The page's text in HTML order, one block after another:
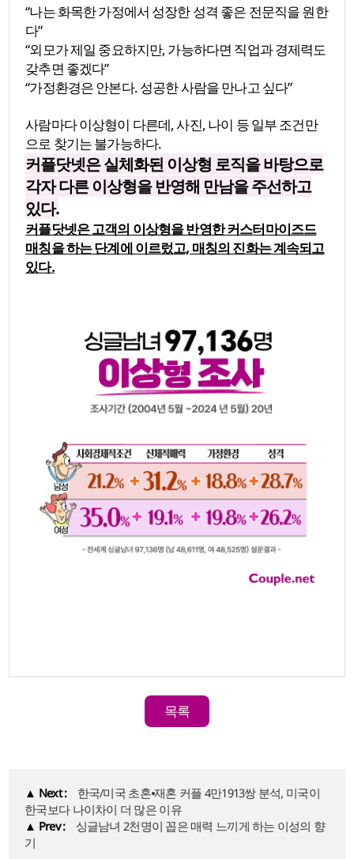
“나는 화목한 가정에서 성장한 성격 좋은 전문직을 원한
다”
“외모가 제일 중요하지만, 가능하다면 직업과 경제력도
갖추면 좋겠다”
“가정환경은 안본다. 성공한 사람을 만나고 싶다”
사람마다 이상형이 다른데, 사진, 나이 등 일부 조건만
으로 찾기는 불가능하다.
커플닷넷은 실체화된 이상형 로직을 바탕으로
각자 다른 이상형을 반영해 만남을 주선하고
있다.
커플닷넷은 고객의 이상형을 반영한 커스터마이즈드
매칭을 하는 단계에 이르렀고, 매칭의 진화는 계속되고
있다.
목록
▲ Next :
한국/미국 초혼⦁재혼 커플 4만1913쌍 분석, 미국이
한국보다 나이차이 더 많은 이유
▲ Prev :
싱글남녀 2천명이 꼽은 매력 느끼게 하는 이성의 향
기